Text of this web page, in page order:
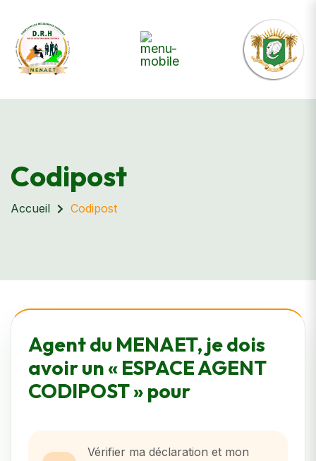
Codipost
Accueil Codipost
Agent du MENAET, je dois
avoir un « ESPACE AGENT
CODIPOST » pour
Vérifier ma déclaration et mon